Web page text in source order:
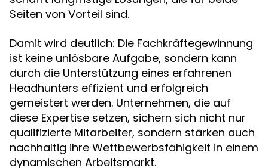
Seiten von Vorteil sind.
Damit wird deutlich: Die Fachkräftegewinnung
ist keine unlösbare Aufgabe, sondern kann
durch die Unterstützung eines erfahrenen
Headhunters effizient und erfolgreich
gemeistert werden. Unternehmen, die auf
diese Expertise setzen, sichern sich nicht nur
qualifizierte Mitarbeiter, sondern stärken auch
nachhaltig ihre Wettbewerbsfähigkeit in einem
dynamischen Arbeitsmarkt.